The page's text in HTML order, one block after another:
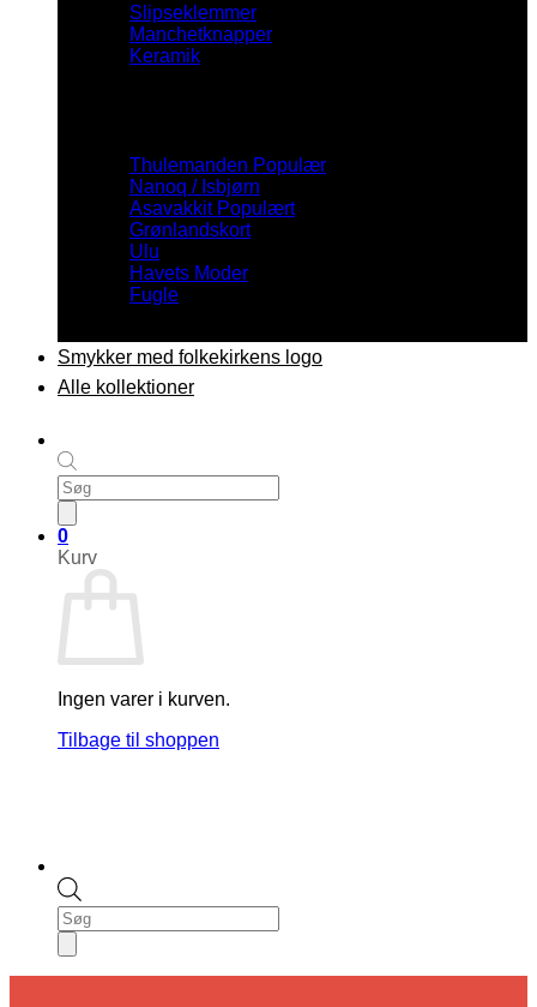
Products
search
0
Kurv
Ingen varer i kurven.
Tilbage til shoppen
Slipseklemmer
Manchetknapper
Keramik
Thulemanden
Nanoq / Isbjørn
Asavakkit
Grønlandskort
Ulu
Havets Moder
Fugle
Smykker med folkekirkens logo
Alle kollektioner
Products
search